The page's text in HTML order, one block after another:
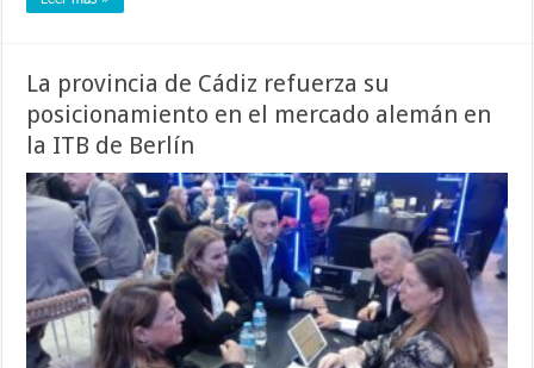
La provincia de Cádiz refuerza su
posicionamiento en el mercado alemán en
la ITB de Berlín